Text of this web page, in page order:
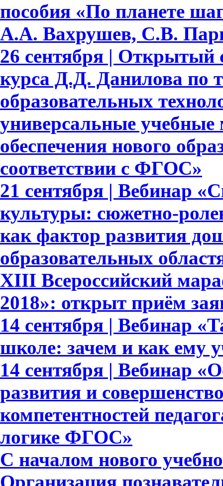
пособия «По планете
А.А. Вахрушев, С.В.
26 сентября | Открытый
курса Д.Д. Данилова по
образовательных
универсальные учебные
обеспечения нового
соответствии с ФГОС»
21 сентября | Вебинар
культуры: сюжетно-
как фактор развития
образовательных
XIII Всероссийский
2018»: открыт приём
14 сентября | Вебинар
школе: зачем и как ему
14 сентября | Вебинар
развития и
компетентностей
логике ФГОС»
С началом нового